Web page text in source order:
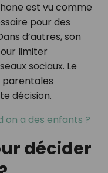
est vu comme
pour des
d’autres, son
limiter
sociaux. Le
parentales
décision.
on a des enfants ?
décider